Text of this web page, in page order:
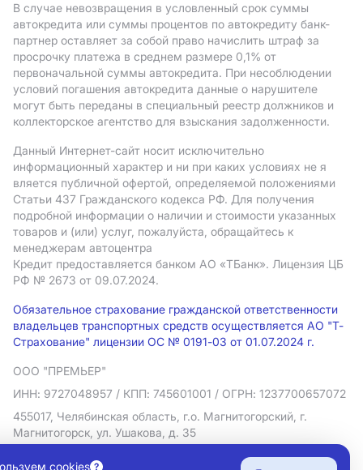
В случае невозвращения в условленный срок суммы
автокредита или суммы процентов по автокредиту банк-
партнер оставляет за собой право начислить штраф за
просрочку платежа в среднем размере 0,1% от
первоначальной суммы автокредита. При несоблюдении
условий погашения автокредита данные о нарушителе
могут быть переданы в специальный реестр должников и
коллекторское агентство для взыскания задолженности.
Данный Интернет-сайт носит исключительно
информационный характер и ни при каких условиях не я
вляется публичной офертой, определяемой положениями
Статьи 437 Гражданского кодекса РФ. Для получения
подробной информации о наличии и стоимости указанных
товаров и (или) услуг, пожалуйста, обращайтесь к
менеджерам автоцентра
Кредит предоставляется банком АO «ТБанк». Лицензия ЦБ
РФ № 2673 от 09.07.2024.
Обязательное страхование гражданской ответственности
владельцев транспортных средств осуществляется АО "Т-
Страхование" лицензии ОС № 0191-03 от 01.07.2024 г.
ООО "ПРЕМЬЕР"
ИНН: 9727048957 / КПП: 745601001 / ОГРН: 1237700657072
455017, Челябинская область, г.о. Магнитогорский, г.
Магнитогорск, ул. Ушакова, д. 35
Политика в отношении обработки персональных данных
cookies